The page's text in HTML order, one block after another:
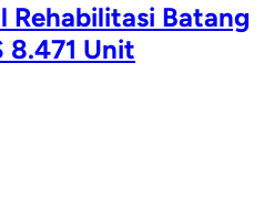
Rehabilitasi Batang
8.471 Unit